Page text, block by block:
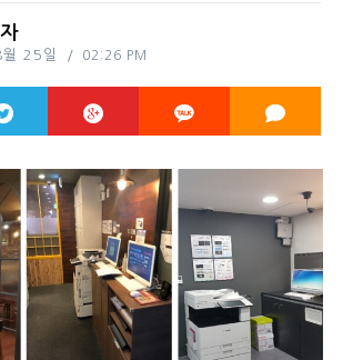
25일 02:26 PM